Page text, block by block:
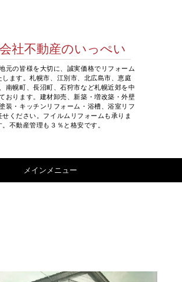
社不動産のいっぺい
元の皆様を大切に、誠実価格でリフォーム
します。札幌市、江別市、北広島市、恵庭
南幌町、長沼町、石狩市など札幌近郊を中
おります。建材卸売、新築・増改築・外壁
装・キッチンリフォーム・浴槽、浴室リフ
せください。フイルムリフォームも承りま
。不動産管理も３％と格安です。
メインメニュー